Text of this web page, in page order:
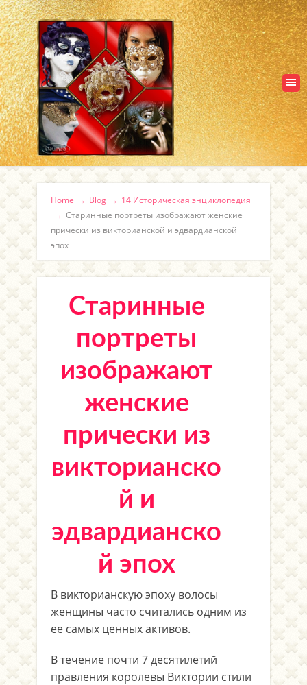
Home → Blog → 14 Историческая энциклопедия
→ Старинные портреты изображают женские
прически из викторианской и эдвардианской
эпох
Старинные
портреты
изображают
женские
прически из
викторианско
й и
эдвардианско
й эпох
В викторианскую эпоху волосы
женщины часто считались одним из
ее самых ценных активов.
В течение почти 7 десятилетий
правления королевы Виктории стили